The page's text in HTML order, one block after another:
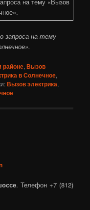
запроса на тему
районе,Вызов
в Солнечное,
Вызов электрика,
. Телефон +7 (812)